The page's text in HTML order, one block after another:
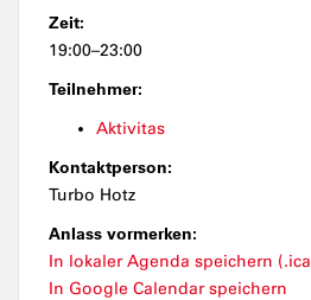
Zeit:
19:00–23:00
Teilnehmer:
Aktivitas
Kontaktperson:
Turbo Hotz
Anlass vormerken:
In lokaler Agenda speichern
In Google Calendar speichern